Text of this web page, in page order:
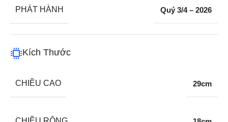
PHÁT HÀNH Quý 3/4 – 2026
Kích Thước
CHIỀU CAO 29cm